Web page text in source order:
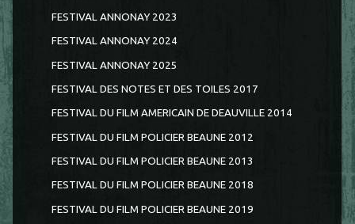
FESTIVAL ANNONAY 2023
FESTIVAL ANNONAY 2024
FESTIVAL ANNONAY 2025
FESTIVAL DES NOTES ET DES TOILES 2017
FESTIVAL DU FILM AMERICAIN DE DEAUVILLE 2014
FESTIVAL DU FILM POLICIER BEAUNE 2012
FESTIVAL DU FILM POLICIER BEAUNE 2013
FESTIVAL DU FILM POLICIER BEAUNE 2018
FESTIVAL DU FILM POLICIER BEAUNE 2019